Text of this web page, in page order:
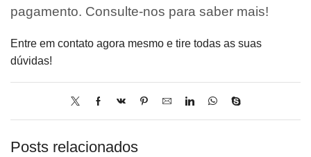
pagamento. Consulte-nos para saber mais!
Entre em contato agora mesmo e tire todas as suas
dúvidas!
Posts relacionados